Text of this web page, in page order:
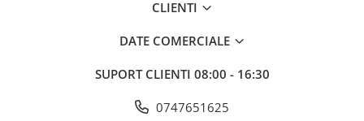
CLIENTI
DATE COMERCIALE
SUPORT CLIENTI 08:00 - 16:30
0747651625